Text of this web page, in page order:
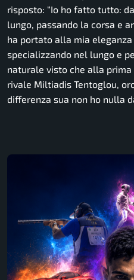
risposto: “Io ho fatto tutto:
lungo, passando la corsa e
ha portato alla mia
specializzando nel lungo e
naturale visto che alla
rivale Miltiadis Tentoglou,
differenza sua non ho nulla